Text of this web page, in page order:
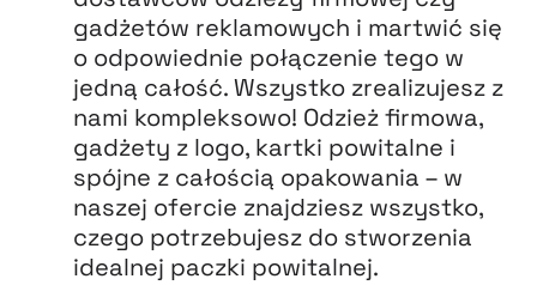
gadżetów reklamowych i martwić się
o odpowiednie połączenie tego w
jedną całość. Wszystko zrealizujesz z
nami kompleksowo! Odzież firmowa,
gadżety z logo, kartki powitalne i
spójne z całością opakowania – w
naszej ofercie znajdziesz wszystko,
czego potrzebujesz do stworzenia
idealnej paczki powitalnej.